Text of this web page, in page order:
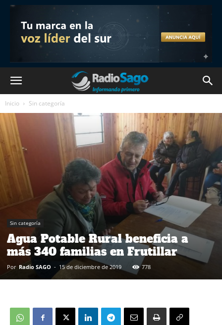
Inicio Sin categoría
Sin categoría
Agua Potable Rural beneficia a
más 340 familias en Frutillar
Por Radio SAGO - 15 de diciembre de 2019 778